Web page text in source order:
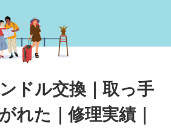
取っ手のゴムが剥がれてハンドル交換｜プロテカスーツケース修理実績
ドル交換｜取っ手
れた｜修理実績｜